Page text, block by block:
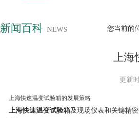
新闻百科 NEWS 您当前的
上海
更新
上海快速温变试验箱的发展策略
上海快速温变试验箱及现场仪表和关键精